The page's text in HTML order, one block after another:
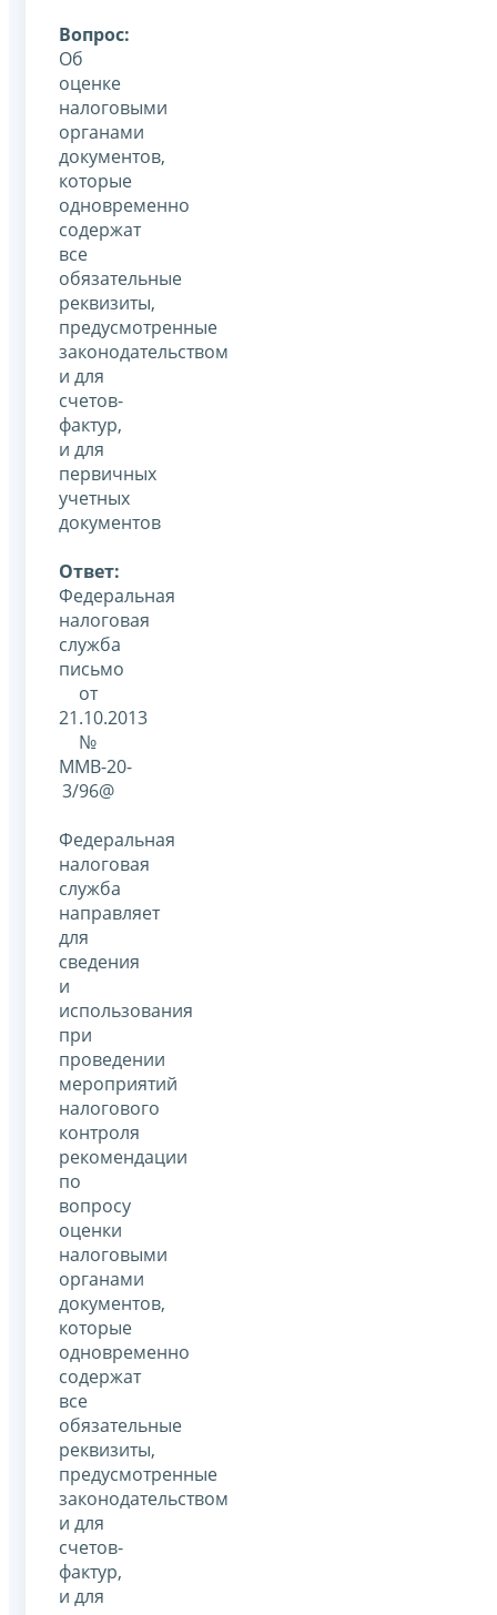
Вопрос:
Об
оценке
налоговыми
органами
документов,
которые
одновременно
содержат
все
обязательные
реквизиты,
предусмотренные
законодательством
и для
счетов-
фактур,
и для
первичных
учетных
документов
Ответ:
Федеральная
налоговая
служба
письмо
от
21.10.2013
№
ММВ-20-
3/96@
Федеральная
налоговая
служба
направляет
для
сведения
и
использования
при
проведении
мероприятий
налогового
контроля
рекомендации
по
вопросу
оценки
налоговыми
органами
документов,
которые
одновременно
содержат
все
обязательные
реквизиты,
предусмотренные
законодательством
и для
счетов-
фактур,
и для